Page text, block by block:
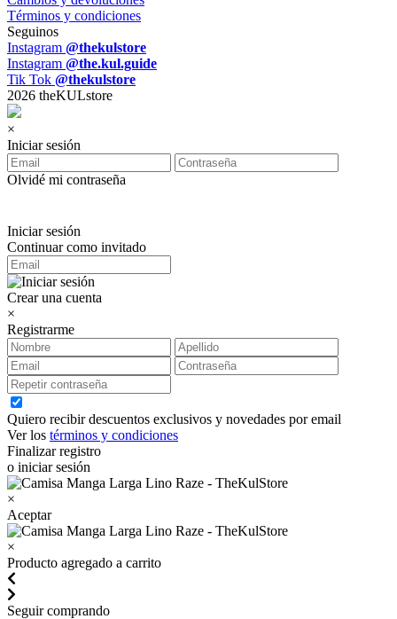
Términos y condiciones
Seguinos
Instagram @thekulstore
Instagram @the.kul.guide
Tik Tok @thekulstore
2026 theKULstore
×
Iniciar sesión
Olvidé mi contraseña
Iniciar sesión
Continuar como invitado
Crear una cuenta
×
Registrarme
Quiero recibir descuentos exclusivos y novedades por email
Ver los términos y condiciones
Finalizar registro
o iniciar sesión
×
Aceptar
×
Producto agregado a carrito
Seguir comprando